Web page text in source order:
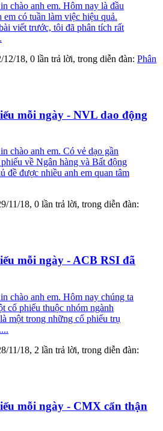
chào anh em. Hôm nay là đầu
em có tuần làm việc hiệu quả.
viết trước, tôi đã phân tích rất
12/18, 0 lần trả lời, trong diễn đàn: Phân
mỗi ngày - NVL dao động
chào anh em. Có vẻ dạo gần
về Ngân hàng và Bất động
đề được nhiều anh em quan tâm
11/18, 0 lần trả lời, trong diễn đàn:
mỗi ngày - ACB RSI đã
chào anh em. Hôm nay chúng ta
cổ phiếu thuộc nhóm ngành
một trong những cổ phiếu trụ
11/18, 2 lần trả lời, trong diễn đàn:
mỗi ngày - CMX cẩn thận